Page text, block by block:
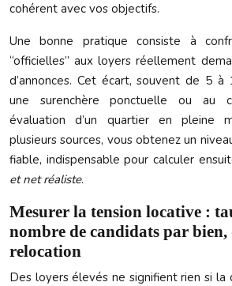
cohérent avec vos objectifs.
Une bonne pratique consiste à
“officielles” aux loyers réellement
d’annonces. Cet écart, souvent de 5
une surenchère ponctuelle ou au
évaluation d’un quartier en pleine
plusieurs sources, vous obtenez un
fiable, indispensable pour calculer
et net réaliste.
Mesurer la tension locative :
nombre de candidats par bien,
relocation
Des loyers élevés ne signifient rien si la